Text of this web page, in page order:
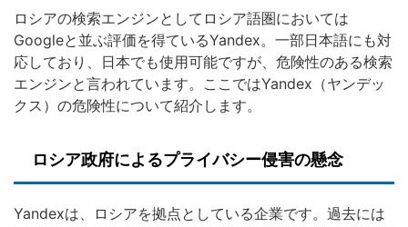
ロシアの検索エンジンとしてロシア語圏においては
Googleと並ぶ評価を得ているYandex。一部日本語にも対
応しており、日本でも使用可能ですが、危険性のある検索
エンジンと言われています。ここではYandex（ヤンデッ
クス）の危険性について紹介します。
ロシア政府によるプライバシー侵害の懸念
Yandexは、ロシアを拠点としている企業です。過去には